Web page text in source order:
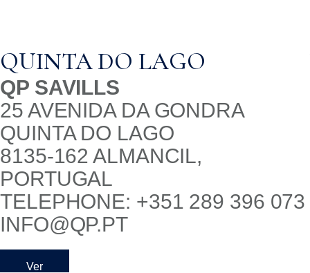
QUINTA DO LAGO
QP SAVILLS
25 AVENIDA DA GONDRA
QUINTA DO LAGO
8135-162 ALMANCIL,
PORTUGAL
TELEPHONE: +351 289 396 073
INFO@QP.PT
Ver